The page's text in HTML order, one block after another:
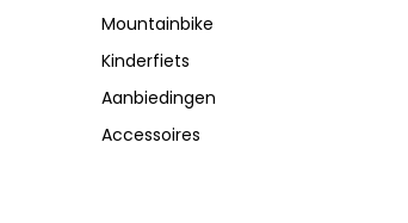
Mountainbike
Kinderfiets
Aanbiedingen
Accessoires